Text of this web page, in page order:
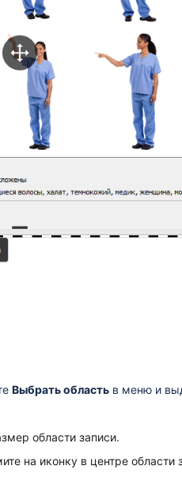
Выбрать область в меню и
области записи.
на иконку в центре области